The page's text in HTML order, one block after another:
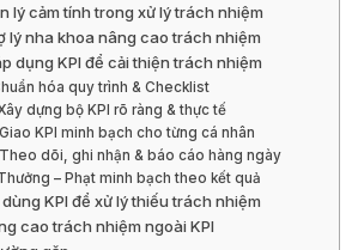
lý cảm tính trong xử lý trách nhiệm
lý nha khoa nâng cao trách nhiệm
dụng KPI để cải thiện trách nhiệm
hóa quy trình & Checklist
dựng bộ KPI rõ ràng & thực tế
KPI minh bạch cho từng cá nhân
dõi, ghi nhận & báo cáo hàng ngày
– Phạt minh bạch theo kết quả
dùng KPI để xử lý thiếu trách nhiệm
cao trách nhiệm ngoài KPI